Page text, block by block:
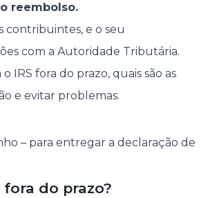
reembolso.
contribuintes, e o seu
com a Autoridade Tributária.
fora do prazo, quais são as
e evitar problemas.
– para entregar a declaração de
do prazo?